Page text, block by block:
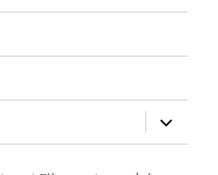
ouvrir
le
sous-